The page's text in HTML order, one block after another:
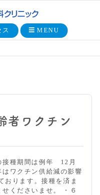
ス MENU
者ワクチン
接種期間は例年 12月
ワクチン供給減の影響
おります。接種を済ま
くださいませ。 ・６